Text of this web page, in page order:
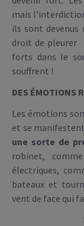
mais
ils sont devenus
droit de pleurer
forts dans le
souffrent !
DES ÉMOTIONS
Les émotions
et se
une sorte de
robinet,
électriques,
bateaux et
vent de face qui